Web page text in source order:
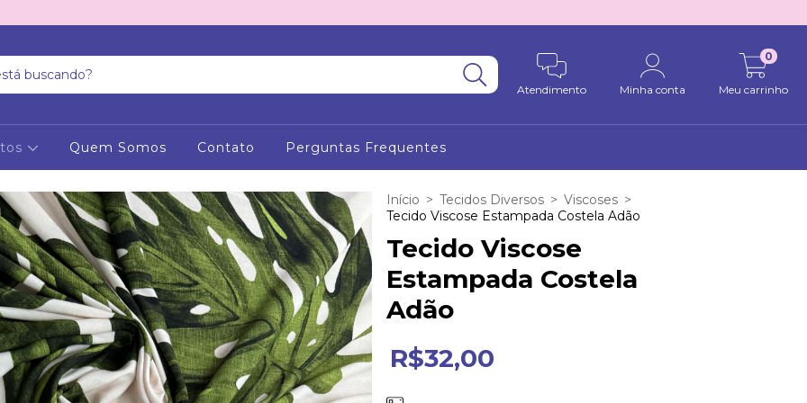
Atendimento Minha conta Meu carrinho
0
Quem Somos Contato Perguntas Frequentes
Início > Tecidos Diversos > Viscoses >
Tecido Viscose Estampada Costela Adão
Tecido Viscose
Estampada Costela
Adão
R$32,00